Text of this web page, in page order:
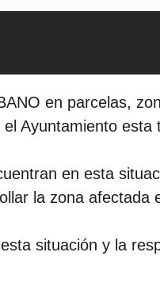
en parcelas,
Ayuntamiento
en esta
la zona afectada
situación y la